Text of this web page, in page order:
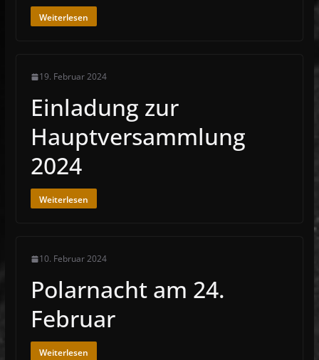
Weiterlesen
19. Februar 2024
Einladung zur
Hauptversammlung
2024
Weiterlesen
10. Februar 2024
Polarnacht am 24.
Februar
Weiterlesen